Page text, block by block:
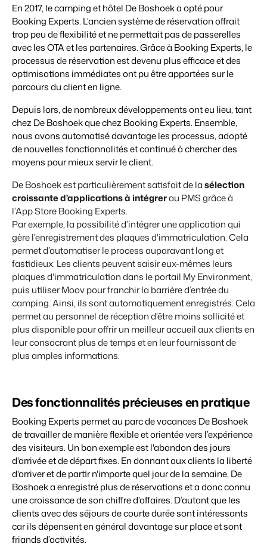
Présentation de Booking Experts
Experts
Pour les Parcs de Vacances
Découvrez les avantages de Booking Experts pour un parc
de vacances
Pour les Groupes
Découvrez les avantages de Booking Experts pour un
À propos de nous
Découvrez les personnes derrière de Booking Experts
En 2017,le camping et hôtel De Boshoek a opté pour
Booking Experts. L'ancien système de réservation offrait
trop peu de flexibilité etne permettait pas de passerelles
avec les OTA et les partenaires. Grâce à Booking Experts, le
processus de réservation est devenu plus efficace et des
optimisations immédiates ont pu êtreapportées surle
parcours du client en ligne.
Depuis lors, de nombreux développements ont eu lieu, tant
chez De Boshoek que chez Booking Experts. Ensemble,
nous avons automatisé davantage les processus, adopté
de nouvelles fonctionnalités et continué à chercher des
moyens pourmieux servir le client.
De Boshoek est particulièrement satisfait de lasélection
croissante d’applications à intégrerau PMS grâce à
l’App Store Booking Experts.
Par exemple, la possibilité d’intégrer une application qui
gère l’enregistrement des plaques d'immatriculation. Cela
permet d’automatiser le process auparavant long et
fastidieux. Les clients peuvent saisir eux-mêmes leurs
plaques d'immatriculation dans le portail My Environment,
puis utiliser Moov pour franchirla barrière d’entrée du
camping.Ainsi, ils sont automatiquement enregistrés.Cela
permet au personnel de réception d’être moins sollicité et
plus disponible pour offrir un meilleur accueil aux clients en
leur consacrant plus de temps et en leur fournissant de
plus amples informations.
Des fonctionnalités précieuses en pratique
Booking Experts permetau parc de vacances De Boshoek
de travailler de manière flexible et orientée vers l’expérience
desvisiteurs. Un bon exemple est l'abandon des jours
d'arrivée et de départ fixes. En donnant aux clients la liberté
d'arriver et de partir n'importe quel jour de la semaine, De
Boshoek aenregistréplus de réservationset a donc connu
une croissance de son chiffre d'affaires. D’autant que les
clients avec des séjours de courte durée sont intéressants
car ils dépensent en général davantage sur place et sont
friands d’activités.